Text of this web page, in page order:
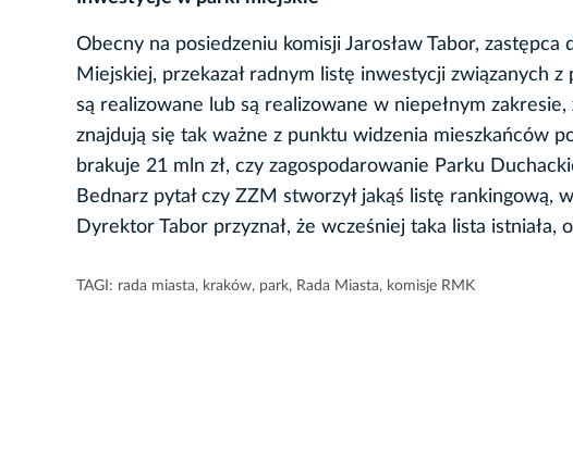
Obecny na posiedzeniu komisji Jarosław Tabor,
Miejskiej, przekazał radnym listę inwestycji związanych
są realizowane lub są realizowane w niepełnym
znajdują się tak ważne z punktu widzenia mieszkańców
brakuje 21 mln zł, czy zagospodarowanie Parku
Bednarz pytał czy ZZM stworzył jakąś listę
Dyrektor Tabor przyznał, że wcześniej taka lista istniała,
TAGI: rada miasta, kraków, park, Rada Miasta, komisje RMK